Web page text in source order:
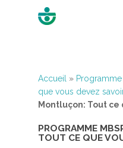
Hit enter to search or
Accueil »
que vous devez
Montluçon: Tout
PROGRAMME
TOUT CE QUE